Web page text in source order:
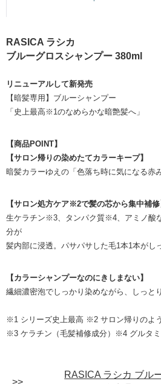
RASICA ラシカ
ブルーグロスシャンプー 380ml
リニューアルして新発売
【暗髪専用】ブルーシャンプー
「史上最高※1のなめらかな暗艶髪へ」
【商品POINT】
【サロン帰りの染めたてカラーキープ】
暗髪カラーゆえの「色落ち時に気になる赤
【サロン処方ケア※2で髪の芯から集中補修
生ケラチン※3、タンパク質※4、アミノ酸
分が
髪内部に浸透。パサパサした毛1本1本がし
【カラーシャンプーなのにきしまない】
繊細濃密泡でしっかり染めながら、しっと
※1 シリーズ史上最高 ※2 サロン帰りのよ
※3 ケラチン（毛髪補修成分）※4 グルタ
RASICA ラシカ ブル